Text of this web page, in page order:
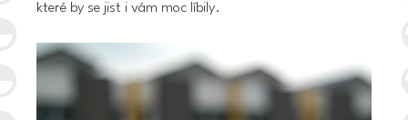
které by se jist i vám moc líbily.